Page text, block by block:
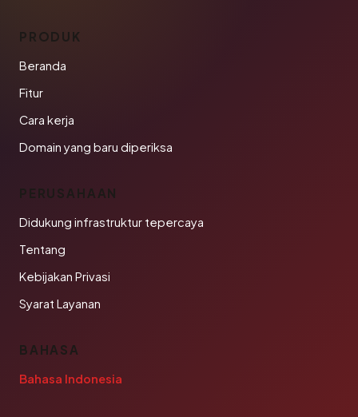
PRODUK
Beranda
Fitur
Cara kerja
Domain yang baru diperiksa
PERUSAHAAN
Didukung infrastruktur tepercaya
Tentang
Kebijakan Privasi
Syarat Layanan
BAHASA
Bahasa Indonesia